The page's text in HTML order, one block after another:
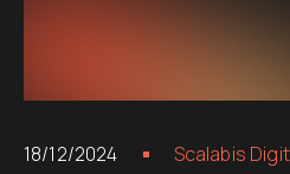
18/12/2024 Scalabis